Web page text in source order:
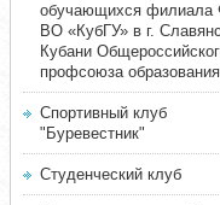
обучающихся
ВО «КубГУ» в г.
Кубани
профсоюза образования
Спортивный клуб
"Буревестник"
Студенческий клуб